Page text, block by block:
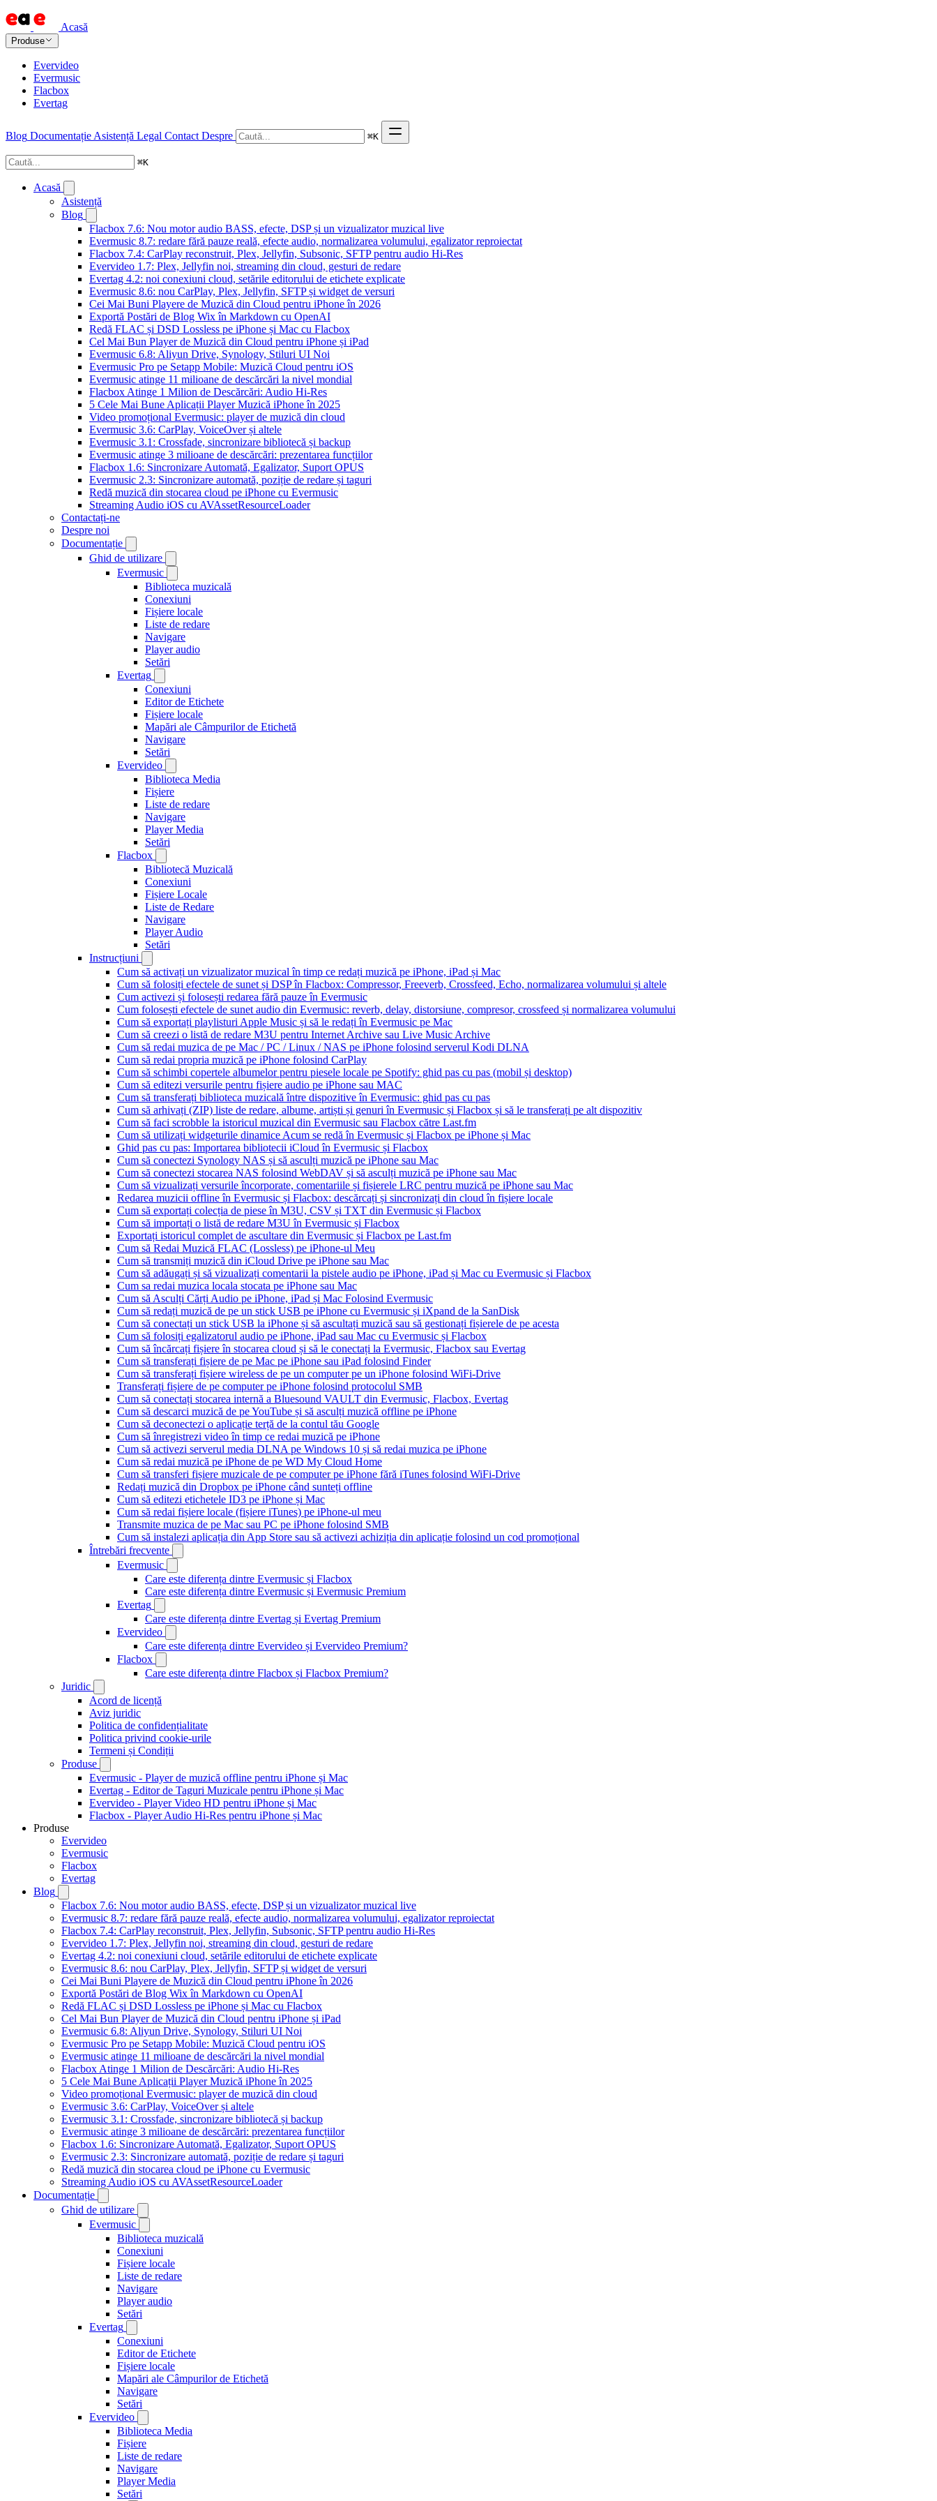
Acasă
Produse
Evervideo
Evermusic
Flacbox
Evertag
Blog Documentație Asistență Legal Contact Despre ⌘K
⌘K
Acasă
Asistență
Blog
Flacbox 7.6: Nou motor audio BASS, efecte, DSP și un vizualizator muzical live
Evermusic 8.7: redare fără pauze reală, efecte audio, normalizarea volumului, egalizator reproiectat
Flacbox 7.4: CarPlay reconstruit, Plex, Jellyfin, Subsonic, SFTP pentru audio Hi-Res
Evervideo 1.7: Plex, Jellyfin noi, streaming din cloud, gesturi de redare
Evertag 4.2: noi conexiuni cloud, setările editorului de etichete explicate
Evermusic 8.6: nou CarPlay, Plex, Jellyfin, SFTP și widget de versuri
Cei Mai Buni Playere de Muzică din Cloud pentru iPhone în 2026
Exportă Postări de Blog Wix în Markdown cu OpenAI
Redă FLAC și DSD Lossless pe iPhone și Mac cu Flacbox
Cel Mai Bun Player de Muzică din Cloud pentru iPhone și iPad
Evermusic 6.8: Aliyun Drive, Synology, Stiluri UI Noi
Evermusic Pro pe Setapp Mobile: Muzică Cloud pentru iOS
Evermusic atinge 11 milioane de descărcări la nivel mondial
Flacbox Atinge 1 Milion de Descărcări: Audio Hi-Res
5 Cele Mai Bune Aplicații Player Muzică iPhone în 2025
Video promoțional Evermusic: player de muzică din cloud
Evermusic 3.6: CarPlay, VoiceOver și altele
Evermusic 3.1: Crossfade, sincronizare bibliotecă și backup
Evermusic atinge 3 milioane de descărcări: prezentarea funcțiilor
Flacbox 1.6: Sincronizare Automată, Egalizator, Suport OPUS
Evermusic 2.3: Sincronizare automată, poziție de redare și taguri
Redă muzică din stocarea cloud pe iPhone cu Evermusic
Streaming Audio iOS cu AVAssetResourceLoader
Contactați-ne
Despre noi
Documentație
Ghid de utilizare
Evermusic
Biblioteca muzicală
Conexiuni
Fișiere locale
Liste de redare
Navigare
Player audio
Setări
Evertag
Conexiuni
Editor de Etichete
Fișiere locale
Mapări ale Câmpurilor de Etichetă
Navigare
Setări
Evervideo
Biblioteca Media
Fișiere
Liste de redare
Navigare
Player Media
Setări
Flacbox
Bibliotecă Muzicală
Conexiuni
Fișiere Locale
Liste de Redare
Navigare
Player Audio
Setări
Instrucțiuni
Cum să activați un vizualizator muzical în timp ce redați muzică pe iPhone, iPad și Mac
Cum să folosiți efectele de sunet și DSP în Flacbox: Compressor, Freeverb, Crossfeed, Echo, normalizarea volumului și altele
Cum activezi și folosești redarea fără pauze în Evermusic
Cum folosești efectele de sunet audio din Evermusic: reverb, delay, distorsiune, compresor, crossfeed și normalizarea volumului
Cum să exportați playlisturi Apple Music și să le redați în Evermusic pe Mac
Cum să creezi o listă de redare M3U pentru Internet Archive sau Live Music Archive
Cum să redai muzica de pe Mac / PC / Linux / NAS pe iPhone folosind serverul Kodi DLNA
Cum să redai propria muzică pe iPhone folosind CarPlay
Cum să schimbi copertele albumelor pentru piesele locale pe Spotify: ghid pas cu pas (mobil și desktop)
Cum să editezi versurile pentru fișiere audio pe iPhone sau MAC
Cum să transferați biblioteca muzicală între dispozitive în Evermusic: ghid pas cu pas
Cum să arhivați (ZIP) liste de redare, albume, artiști și genuri în Evermusic și Flacbox și să le transferați pe alt dispozitiv
Cum să faci scrobble la istoricul muzical din Evermusic sau Flacbox către Last.fm
Cum să utilizați widgeturile dinamice Acum se redă în Evermusic și Flacbox pe iPhone și Mac
Ghid pas cu pas: Importarea bibliotecii iCloud în Evermusic și Flacbox
Cum să conectezi Synology NAS și să asculți muzică pe iPhone sau Mac
Cum să conectezi stocarea NAS folosind WebDAV și să asculți muzică pe iPhone sau Mac
Cum să vizualizați versurile încorporate, comentariile și fișierele LRC pentru muzică pe iPhone sau Mac
Redarea muzicii offline în Evermusic și Flacbox: descărcați și sincronizați din cloud în fișiere locale
Cum să exportați colecția de piese în M3U, CSV și TXT din Evermusic și Flacbox
Cum să importați o listă de redare M3U în Evermusic și Flacbox
Exportați istoricul complet de ascultare din Evermusic și Flacbox pe Last.fm
Cum să Redai Muzică FLAC (Lossless) pe iPhone-ul Meu
Cum să transmiți muzică din iCloud Drive pe iPhone sau Mac
Cum să adăugați și să vizualizați comentarii la pistele audio pe iPhone, iPad și Mac cu Evermusic și Flacbox
Cum sa redai muzica locala stocata pe iPhone sau Mac
Cum să Asculți Cărți Audio pe iPhone, iPad și Mac Folosind Evermusic
Cum să redați muzică de pe un stick USB pe iPhone cu Evermusic și iXpand de la SanDisk
Cum să conectați un stick USB la iPhone și să ascultați muzică sau să gestionați fișierele de pe acesta
Cum să folosiți egalizatorul audio pe iPhone, iPad sau Mac cu Evermusic și Flacbox
Cum să încărcați fișiere în stocarea cloud și să le conectați la Evermusic, Flacbox sau Evertag
Cum să transferați fișiere de pe Mac pe iPhone sau iPad folosind Finder
Cum să transferați fișiere wireless de pe un computer pe un iPhone folosind WiFi-Drive
Transferați fișiere de pe computer pe iPhone folosind protocolul SMB
Cum să conectați stocarea internă a Bluesound VAULT din Evermusic, Flacbox, Evertag
Cum să descarci muzică de pe YouTube și să asculți muzică offline pe iPhone
Cum să deconectezi o aplicație terță de la contul tău Google
Cum să înregistrezi video în timp ce redai muzică pe iPhone
Cum să activezi serverul media DLNA pe Windows 10 și să redai muzica pe iPhone
Cum să redai muzică pe iPhone de pe WD My Cloud Home
Cum să transferi fișiere muzicale de pe computer pe iPhone fără iTunes folosind WiFi-Drive
Redați muzică din Dropbox pe iPhone când sunteți offline
Cum să editezi etichetele ID3 pe iPhone și Mac
Cum să redai fișiere locale (fișiere iTunes) pe iPhone-ul meu
Transmite muzica de pe Mac sau PC pe iPhone folosind SMB
Cum să instalezi aplicația din App Store sau să activezi achiziția din aplicație folosind un cod promoțional
Întrebări frecvente
Evermusic
Care este diferența dintre Evermusic și Flacbox
Care este diferența dintre Evermusic și Evermusic Premium
Evertag
Care este diferența dintre Evertag și Evertag Premium
Evervideo
Care este diferența dintre Evervideo și Evervideo Premium?
Flacbox
Care este diferența dintre Flacbox și Flacbox Premium?
Juridic
Acord de licență
Aviz juridic
Politica de confidențialitate
Politica privind cookie-urile
Termeni și Condiții
Produse
Evermusic - Player de muzică offline pentru iPhone și Mac
Evertag - Editor de Taguri Muzicale pentru iPhone și Mac
Evervideo - Player Video HD pentru iPhone și Mac
Flacbox - Player Audio Hi-Res pentru iPhone și Mac
Produse
Evervideo
Evermusic
Flacbox
Evertag
Blog
Flacbox 7.6: Nou motor audio BASS, efecte, DSP și un vizualizator muzical live
Evermusic 8.7: redare fără pauze reală, efecte audio, normalizarea volumului, egalizator reproiectat
Flacbox 7.4: CarPlay reconstruit, Plex, Jellyfin, Subsonic, SFTP pentru audio Hi-Res
Evervideo 1.7: Plex, Jellyfin noi, streaming din cloud, gesturi de redare
Evertag 4.2: noi conexiuni cloud, setările editorului de etichete explicate
Evermusic 8.6: nou CarPlay, Plex, Jellyfin, SFTP și widget de versuri
Cei Mai Buni Playere de Muzică din Cloud pentru iPhone în 2026
Exportă Postări de Blog Wix în Markdown cu OpenAI
Redă FLAC și DSD Lossless pe iPhone și Mac cu Flacbox
Cel Mai Bun Player de Muzică din Cloud pentru iPhone și iPad
Evermusic 6.8: Aliyun Drive, Synology, Stiluri UI Noi
Evermusic Pro pe Setapp Mobile: Muzică Cloud pentru iOS
Evermusic atinge 11 milioane de descărcări la nivel mondial
Flacbox Atinge 1 Milion de Descărcări: Audio Hi-Res
5 Cele Mai Bune Aplicații Player Muzică iPhone în 2025
Video promoțional Evermusic: player de muzică din cloud
Evermusic 3.6: CarPlay, VoiceOver și altele
Evermusic 3.1: Crossfade, sincronizare bibliotecă și backup
Evermusic atinge 3 milioane de descărcări: prezentarea funcțiilor
Flacbox 1.6: Sincronizare Automată, Egalizator, Suport OPUS
Evermusic 2.3: Sincronizare automată, poziție de redare și taguri
Redă muzică din stocarea cloud pe iPhone cu Evermusic
Streaming Audio iOS cu AVAssetResourceLoader
Documentație
Ghid de utilizare
Evermusic
Biblioteca muzicală
Conexiuni
Fișiere locale
Liste de redare
Navigare
Player audio
Setări
Evertag
Conexiuni
Editor de Etichete
Fișiere locale
Mapări ale Câmpurilor de Etichetă
Navigare
Setări
Evervideo
Biblioteca Media
Fișiere
Liste de redare
Navigare
Player Media
Setări